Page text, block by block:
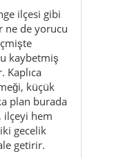
ilçesi gibi
ne de yorucu
kaybetmiş
Kaplıca
küçük
plan burada
ilçeyi hem
gecelik
getirir.